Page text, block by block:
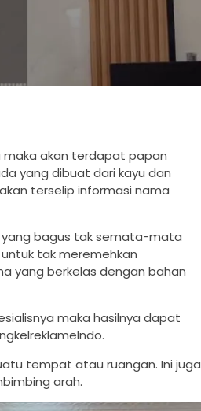
maka akan terdapat papan
yang dibuat dari kayu dan
terselip informasi nama
yang bagus tak semata-mata
tak meremehkan
yang berkelas dengan bahan
maka hasilnya dapat
tempat atau ruangan. Ini juga
arah.